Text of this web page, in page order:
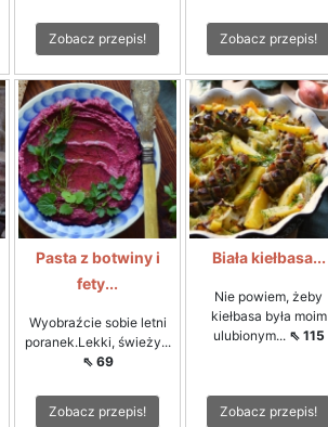
Zobacz przepis! Zobacz przepis!
Pasta z botwiny i
fety...
Wyobraźcie sobie letni
poranek.Lekki, świeży...
⇖ 69
Zobacz przepis!
Biała kiełbasa...
Nie powiem, żeby
kiełbasa była moim
ulubionym... ⇖ 115
Zobacz przepis!